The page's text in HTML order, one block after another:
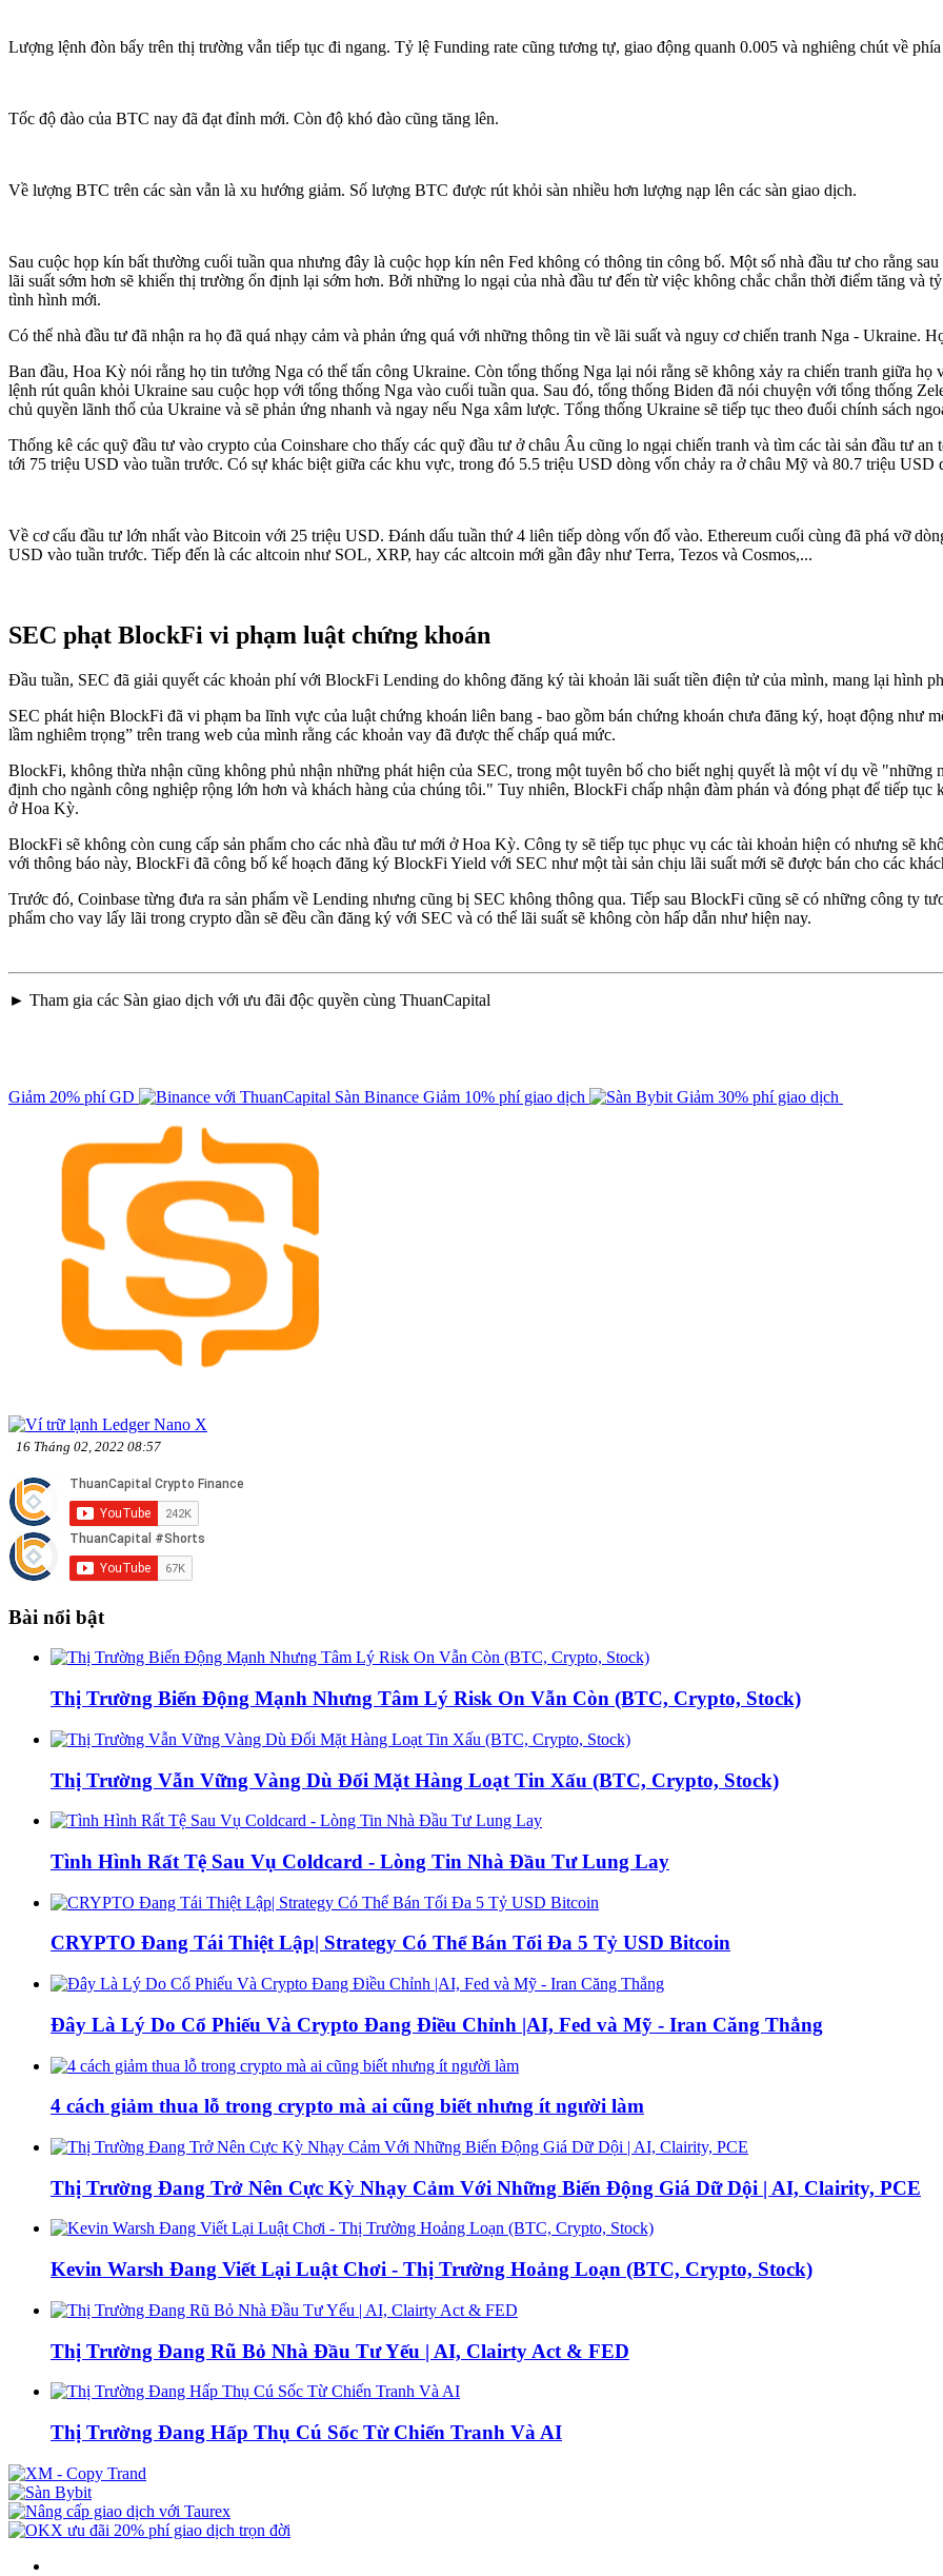
Lượng lệnh đòn bẩy trên thị trường vẫn tiếp tục đi ngang. Tỷ lệ Funding rate cũng tương tự, giao động quanh 0.005 và nghiêng chút về
Tốc độ đào của BTC nay đã đạt đỉnh mới. Còn độ khó đào cũng tăng lên.
Về lượng BTC trên các sàn vẫn là xu hướng giảm. Số lượng BTC được rút khỏi sàn nhiều hơn lượng nạp lên các sàn giao dịch.
Sau cuộc họp kín bất thường cuối tuần qua nhưng đây là cuộc họp kín nên Fed không có thông tin công bố. Một số nhà đầu tư cho rằng
lãi suất sớm hơn sẽ khiến thị trường ổn định lại sớm hơn. Bởi những lo ngại của nhà đầu tư đến từ việc không chắc chắn thời điểm tăng và
tình hình mới.
Có thể nhà đầu tư đã nhận ra họ đã quá nhạy cảm và phản ứng quá với những thông tin về lãi suất và nguy cơ chiến tranh Nga - Ukraine.
Ban đầu, Hoa Kỳ nói rằng họ tin tưởng Nga có thể tấn công Ukraine. Còn tổng thống Nga lại nói rằng sẽ không xảy ra chiến tranh giữa
lệnh rút quân khỏi Ukraine sau cuộc họp với tổng thống Nga vào cuối tuần qua. Sau đó, tổng thống Biden đã nói chuyện với tổng thống
chủ quyền lãnh thổ của Ukraine và sẽ phản ứng nhanh và ngay nếu Nga xâm lược. Tổng thống Ukraine sẽ tiếp tục theo đuổi chính sách
Thống kê các quỹ đầu tư vào crypto của Coinshare cho thấy các quỹ đầu tư ở châu Âu cũng lo ngại chiến tranh và tìm các tài sản đầu tư
tới 75 triệu USD vào tuần trước. Có sự khác biệt giữa các khu vực, trong đó 5.5 triệu USD dòng vốn chảy ra ở châu Mỹ và 80.7 triệu USD
Về cơ cấu đầu tư lớn nhất vào Bitcoin với 25 triệu USD. Đánh dấu tuần thứ 4 liên tiếp dòng vốn đổ vào. Ethereum cuối cùng đã phá vỡ
USD vào tuần trước. Tiếp đến là các altcoin như SOL, XRP, hay các altcoin mới gần đây như Terra, Tezos và Cosmos,...
SEC phạt BlockFi vi phạm luật chứng khoán
Đầu tuần, SEC đã giải quyết các khoản phí với BlockFi Lending do không đăng ký tài khoản lãi suất tiền điện tử của mình, mang lại hình
SEC phát hiện BlockFi đã vi phạm ba lĩnh vực của luật chứng khoán liên bang - bao gồm bán chứng khoán chưa đăng ký, hoạt động như
lầm nghiêm trọng” trên trang web của mình rằng các khoản vay đã được thế chấp quá mức.
BlockFi, không thừa nhận cũng không phủ nhận những phát hiện của SEC, trong một tuyên bố cho biết nghị quyết là một ví dụ về
định cho ngành công nghiệp rộng lớn hơn và khách hàng của chúng tôi." Tuy nhiên, BlockFi chấp nhận đàm phán và đóng phạt để tiếp
ở Hoa Kỳ.
BlockFi sẽ không còn cung cấp sản phẩm cho các nhà đầu tư mới ở Hoa Kỳ. Công ty sẽ tiếp tục phục vụ các tài khoản hiện có nhưng sẽ
với thông báo này, BlockFi đã công bố kế hoạch đăng ký BlockFi Yield với SEC như một tài sản chịu lãi suất mới sẽ được bán cho các
Trước đó, Coinbase từng đưa ra sản phẩm về Lending nhưng cũng bị SEC không thông qua. Tiếp sau BlockFi cũng sẽ có những công ty
phẩm cho vay lấy lãi trong crypto dần sẽ đều cần đăng ký với SEC và có thể lãi suất sẽ không còn hấp dẫn như hiện nay.
► Tham gia các Sàn giao dịch với ưu đãi độc quyền cùng ThuanCapital
Giảm 20% phí GD Sàn Binance Giảm 10% phí giao dịch Giảm 30% phí giao dịch
16 Tháng 02, 2022 08:57
Bài nổi bật
Thị Trường Biến Động Mạnh Nhưng Tâm Lý Risk On Vẫn Còn (BTC, Crypto, Stock)
Thị Trường Vẫn Vững Vàng Dù Đối Mặt Hàng Loạt Tin Xấu (BTC, Crypto, Stock)
Tình Hình Rất Tệ Sau Vụ Coldcard - Lòng Tin Nhà Đầu Tư Lung Lay
CRYPTO Đang Tái Thiệt Lập| Strategy Có Thể Bán Tối Đa 5 Tỷ USD Bitcoin
Đây Là Lý Do Cổ Phiếu Và Crypto Đang Điều Chỉnh |AI, Fed và Mỹ - Iran Căng Thẳng
4 cách giảm thua lỗ trong crypto mà ai cũng biết nhưng ít người làm
Thị Trường Đang Trở Nên Cực Kỳ Nhạy Cảm Với Những Biến Động Giá Dữ Dội | AI, Clairity, PCE
Kevin Warsh Đang Viết Lại Luật Chơi - Thị Trường Hoảng Loạn (BTC, Crypto, Stock)
Thị Trường Đang Rũ Bỏ Nhà Đầu Tư Yếu | AI, Clairty Act & FED
Thị Trường Đang Hấp Thụ Cú Sốc Từ Chiến Tranh Và AI